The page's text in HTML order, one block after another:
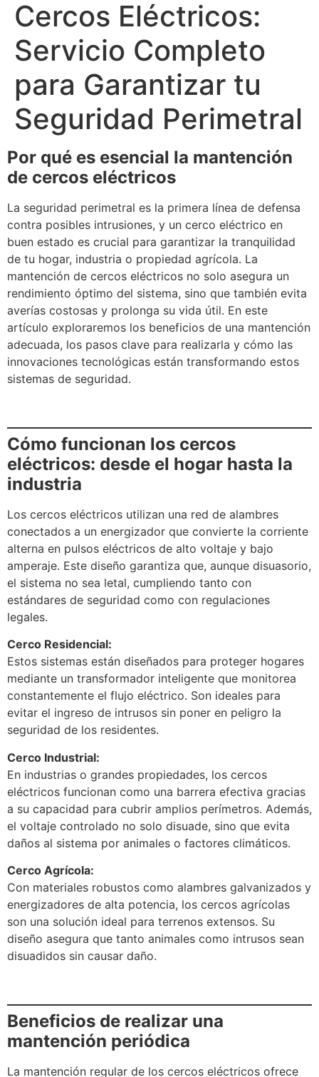
Cercos Eléctricos:
Servicio Completo
para Garantizar tu
Seguridad Perimetral
Por qué es esencial la mantención
de cercos eléctricos
La seguridad perimetral es la primera línea de defensa
contra posibles intrusiones, y un cerco eléctrico en
buen estado es crucial para garantizar la tranquilidad
de tu hogar, industria o propiedad agrícola. La
mantención de cercos eléctricos no solo asegura un
rendimiento óptimo del sistema, sino que también evita
averías costosas y prolonga su vida útil. En este
artículo exploraremos los beneficios de una mantención
adecuada, los pasos clave para realizarla y cómo las
innovaciones tecnológicas están transformando estos
sistemas de seguridad.
Cómo funcionan los cercos
eléctricos: desde el hogar hasta la
industria
Los cercos eléctricos utilizan una red de alambres
conectados a un energizador que convierte la corriente
alterna en pulsos eléctricos de alto voltaje y bajo
amperaje. Este diseño garantiza que, aunque disuasorio,
el sistema no sea letal, cumpliendo tanto con
estándares de seguridad como con regulaciones
legales.
Cerco Residencial:
Estos sistemas están diseñados para proteger hogares
mediante un transformador inteligente que monitorea
constantemente el flujo eléctrico. Son ideales para
evitar el ingreso de intrusos sin poner en peligro la
seguridad de los residentes.
Cerco Industrial:
En industrias o grandes propiedades, los cercos
eléctricos funcionan como una barrera efectiva gracias
a su capacidad para cubrir amplios perímetros. Además,
el voltaje controlado no solo disuade, sino que evita
daños al sistema por animales o factores climáticos.
Cerco Agrícola:
Con materiales robustos como alambres galvanizados y
energizadores de alta potencia, los cercos agrícolas
son una solución ideal para terrenos extensos. Su
diseño asegura que tanto animales como intrusos sean
disuadidos sin causar daño.
Beneficios de realizar una
mantención periódica
La mantención regular de los cercos eléctricos ofrece